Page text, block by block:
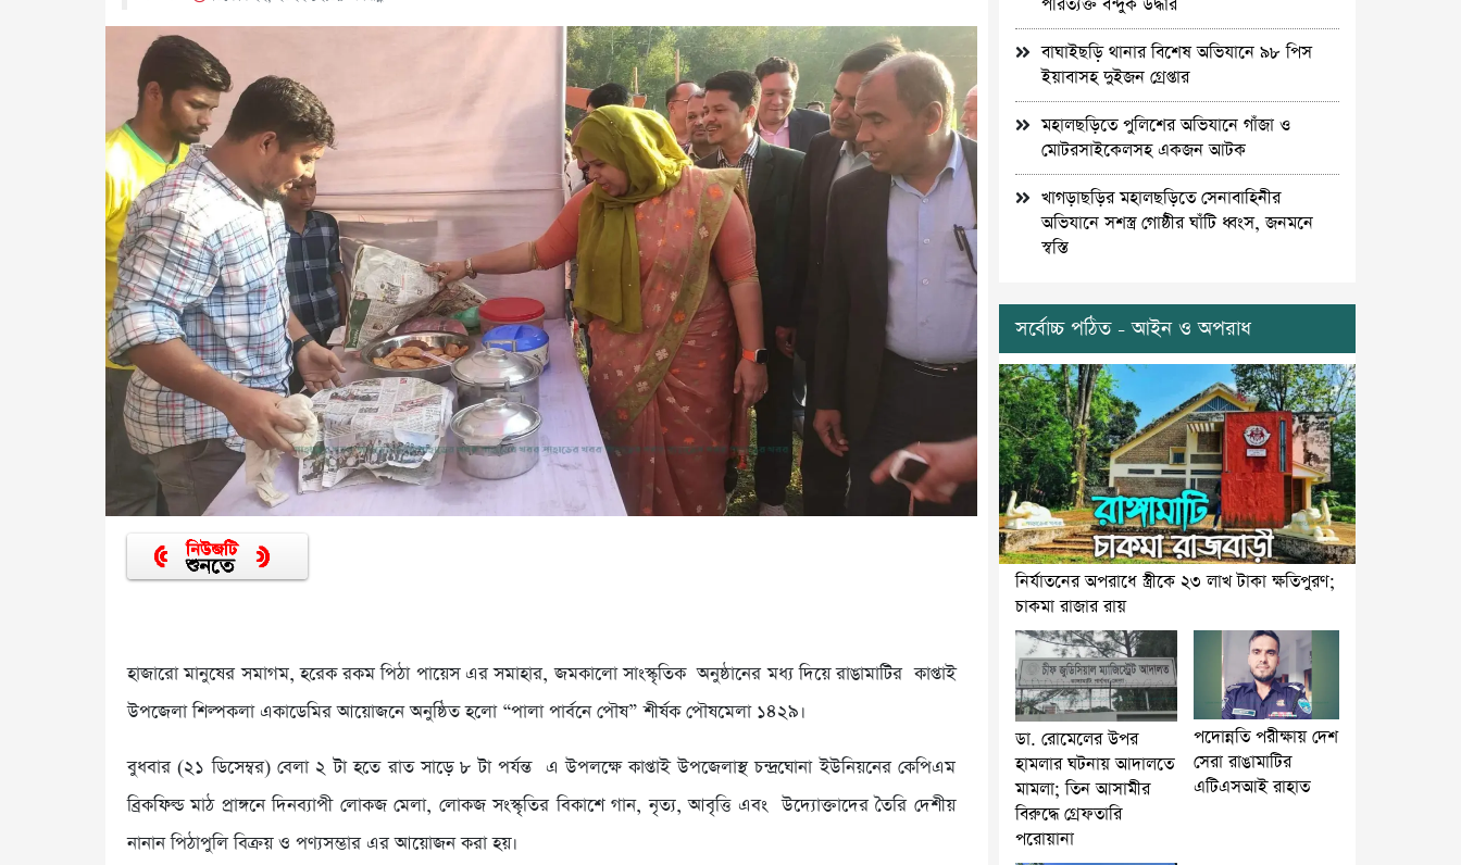
হাজারো মানুষের সমাগম, হরেক রকম পিঠা পায়েস এর সমাহার, জমকালো সাংস্কৃতিক অনুষ্ঠানের মধ্য দিয়ে রাঙামাটির কাপ্তাই
উপজেলা শিল্পকলা একাডেমির আয়োজনে অনুষ্ঠিত হলো “পালা পার্বনে পৌষ” শীর্ষক পৌষমেলা ১৪২৯।
বুধবার (২১ ডিসেম্বর) বেলা ২ টা হতে রাত সাড়ে ৮ টা পর্যন্ত এ উপলক্ষে কাপ্তাই উপজেলাস্থ চন্দ্রঘোনা ইউনিয়নের কেপিএম
ব্রিকফিল্ড মাঠ প্রাঙ্গনে দিনব্যাপী লোকজ মেলা, লোকজ সংস্কৃতির বিকাশে গান, নৃত্য, আবৃত্তি এবং উদ্যোক্তাদের তৈরি দেশীয়
নানান পিঠাপুলি বিক্রয় ও পণ্যসম্ভার এর আয়োজন করা হয়।
বাঘাইছড়ি থানার বিশেষ অভিযানে ৯৮ পিস
ইয়াবাসহ দুইজন গ্রেপ্তার
মহালছড়িতে পুলিশের অভিযানে গাঁজা ও
মোটরসাইকেলসহ একজন আটক
খাগড়াছড়ির মহালছড়িতে সেনাবাহিনীর
অভিযানে সশস্ত্র গোষ্ঠীর ঘাঁটি ধ্বংস, জনমনে
স্বস্তি
সর্বোচ্চ পঠিত - আইন ও অপরাধ
নির্যাতনের অপরাধে স্ত্রীকে ২৩ লাখ টাকা ক্ষতিপুরণ;
চাকমা রাজার রায়
ডা. রোমেলের উপর
হামলার ঘটনায় আদালতে
মামলা; তিন আসামীর
বিরুদ্ধে গ্রেফতারি
পরোয়ানা
পদোন্নতি পরীক্ষায় দেশ
সেরা রাঙামাটির
এটিএসআই রাহাত